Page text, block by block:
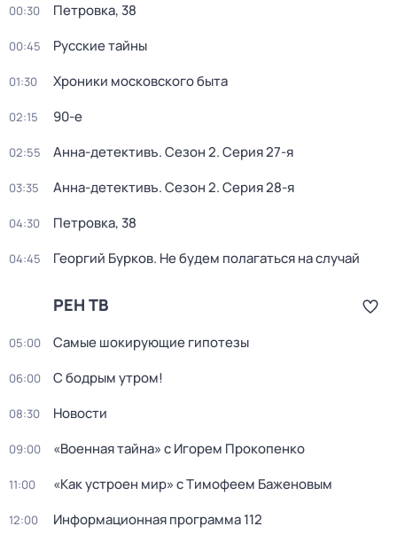
00:30 Петровка, 38
00:45 Русские тайны
01:30 Хроники московского быта
02:15 90-е
02:55 Анна-детективъ. Сезон 2. Серия 27-я
03:35 Анна-детективъ. Сезон 2. Серия 28-я
04:30 Петровка, 38
04:45 Георгий Бурков. Не будем полагаться на случай
РЕН ТВ
05:00 Самые шoкиpующие гипотезы
06:00 С бодрым утром!
08:30 Новости
09:00 «Военная тайна» с Игорем Прокопенко
11:00 «Как устроен мир» с Тимофеем Баженовым
12:00 Информационная программа 112